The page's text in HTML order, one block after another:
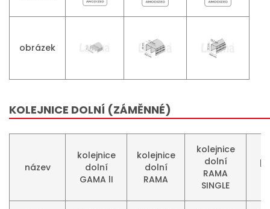
obrázek
KOLEJNICE DOLNÍ (ZÁMĚNNÉ)
název
kolejnice
dolní
GAMA lI
kolejnice
dolní
RAMA
kolejnice
dolní
RAMA
SINGLE